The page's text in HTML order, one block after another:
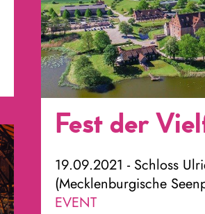
Fest der
19.09.2021 - Schloss
(Mecklenburgische
EVENT